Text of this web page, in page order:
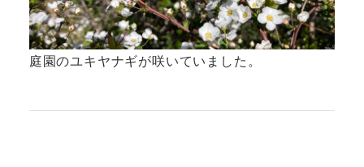
庭園のユキヤナギが咲いていました。